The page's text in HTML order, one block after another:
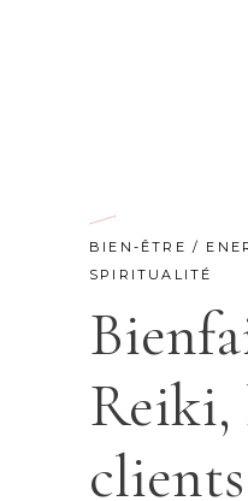
BIEN-ÊTRE /
SPIRITUALITÉ
Reiki,